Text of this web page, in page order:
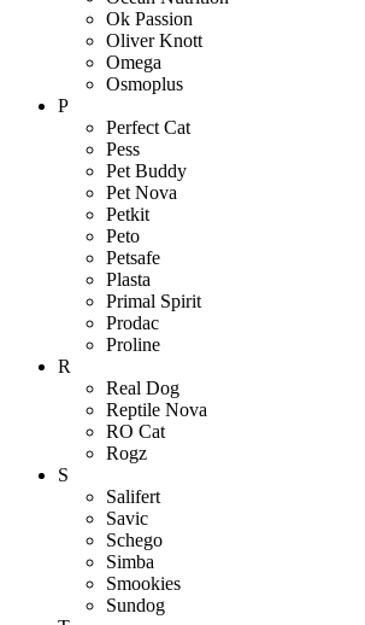
Ok Passion
Oliver Knott
Omega
Osmoplus
P
Perfect Cat
Pess
Pet Buddy
Pet Nova
Petkit
Peto
Petsafe
Plasta
Primal Spirit
Prodac
Proline
R
Real Dog
Reptile Nova
RO Cat
Rogz
S
Salifert
Savic
Schego
Simba
Smookies
Sundog